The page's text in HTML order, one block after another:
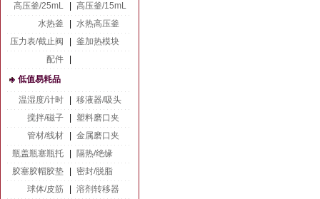
高压釜/25mL
高压釜/15mL
水热釜
水热高压釜
压力表/截止阀
釜加热模块
配件
低值易耗品
温湿度/计时
移液器/吸头
搅拌/磁子
塑料磨口夹
管材/线材
金属磨口夹
瓶盖瓶塞瓶托
隔热/绝缘
胶塞胶帽胶垫
密封/脱脂
球体/皮筋
溶剂转移器